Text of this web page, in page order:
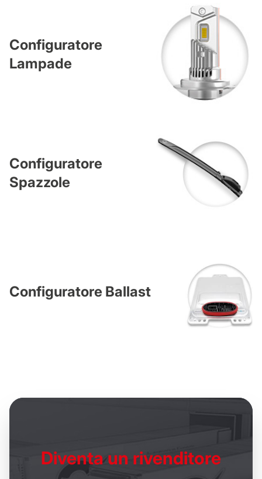
Configuratore
Lampade
Configuratore
Spazzole
Configuratore Ballast
Diventa un rivenditore